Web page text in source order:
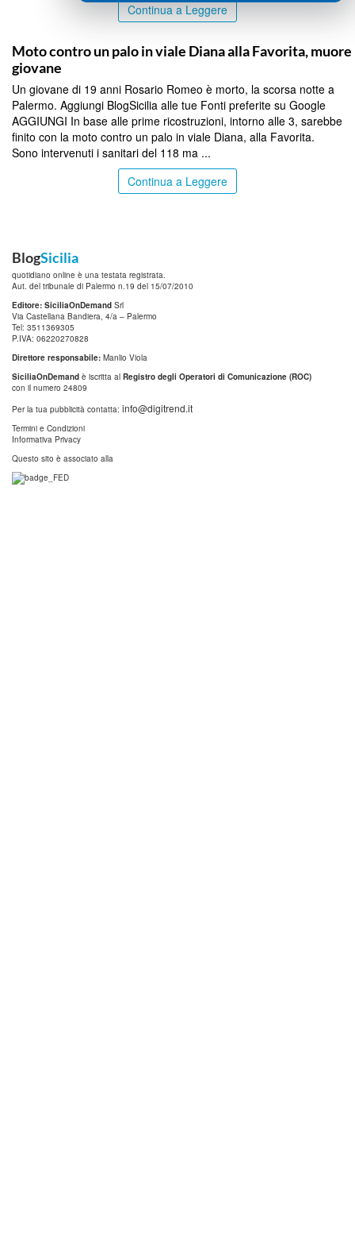
Continua a Leggere
Moto contro un palo in viale Diana alla Favorita, muore
giovane
Un giovane di 19 anni Rosario Romeo è morto, la scorsa notte a
Palermo. Aggiungi BlogSicilia alle tue Fonti preferite su Google
AGGIUNGI In base alle prime ricostruzioni, intorno alle 3, sarebbe
finito con la moto contro un palo in viale Diana, alla Favorita.
Sono intervenuti i sanitari del 118 ma ...
Continua a Leggere
BlogSicilia
quotidiano online è una testata registrata.
Aut. del tribunale di Palermo n.19 del 15/07/2010
Editore: SiciliaOnDemand Srl
Via Castellana Bandiera, 4/a – Palermo
Tel: 3511369305
P.IVA: 06220270828
Direttore responsabile: Manlio Viola
SiciliaOnDemand è iscritta al Registro degli Operatori di Comunicazione (ROC)
con il numero 24809
Per la tua pubblicità contatta: info@digitrend.it
Termini e Condizioni
Informativa Privacy
Questo sito è associato alla